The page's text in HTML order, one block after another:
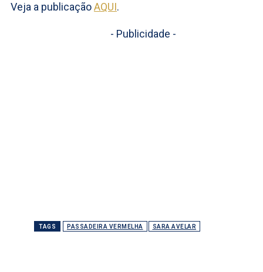
Veja a publicaçãoAQUI.
- Publicidade -
TAGS PASSADEIRA VERMELHA SARA AVELAR